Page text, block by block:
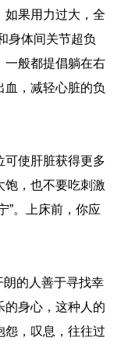
如果用力过大，全
身体间关节超负
一般都提倡躺在右
血，减轻心脏的负
使肝脏获得更多
饱，也不要吃刺激
”。上床前，你应
的人善于寻找幸
的身心，这种人的
怨，叹息，往往过